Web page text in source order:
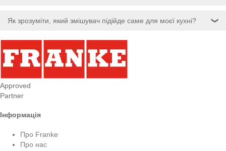
Як зрозуміти, який змішувач підійде саме для моєї кухні? ❯
Approved
Partner
Інформація
Про Franke
Про нас